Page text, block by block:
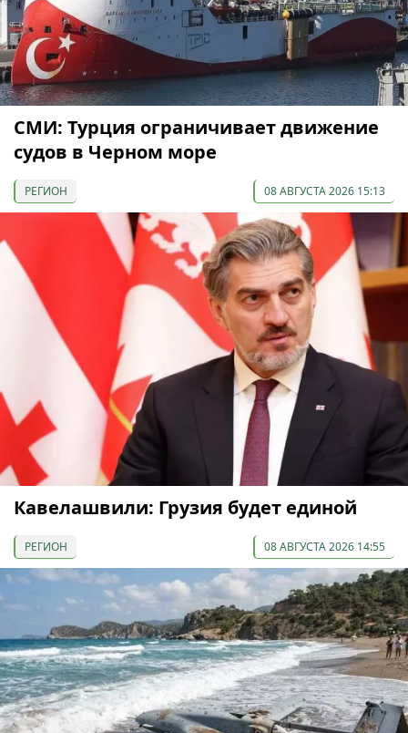
СМИ: Турция ограничивает движение
судов в Черном море
РЕГИОН 08 АВГУСТА 2026 15:13
Кавелашвили: Грузия будет единой
РЕГИОН 08 АВГУСТА 2026 14:55